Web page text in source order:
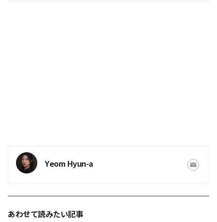
Yeom Hyun-a
あわせて読みたい記事